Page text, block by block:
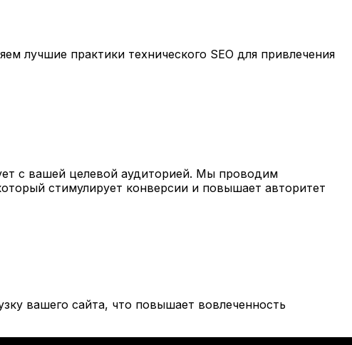
лучшие практики технического SEO для привлечения
с вашей целевой аудиторией. Мы проводим
стимулирует конверсии и повышает авторитет
вашего сайта, что повышает вовлеченность